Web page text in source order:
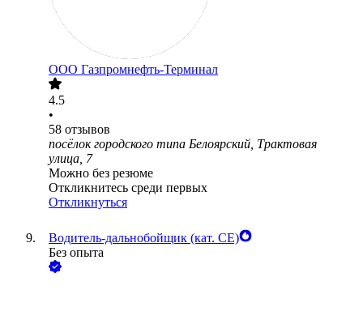
ООО Газпромнефть-Терминал
4.5
•
58 отзывов
посёлок городского типа Белоярский, Трактовая
улица, 7
Можно без резюме
Откликнитесь среди первых
Откликнуться
Водитель-дальнобойщик (кат. CE)
Без опыта